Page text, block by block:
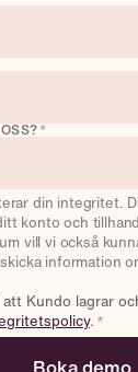
*
din integritet.
konto och
vill vi också
information
Kundo lagrar
. *